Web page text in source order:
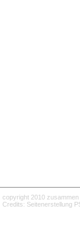
copyright 2010
Credits: Seitenerstellung